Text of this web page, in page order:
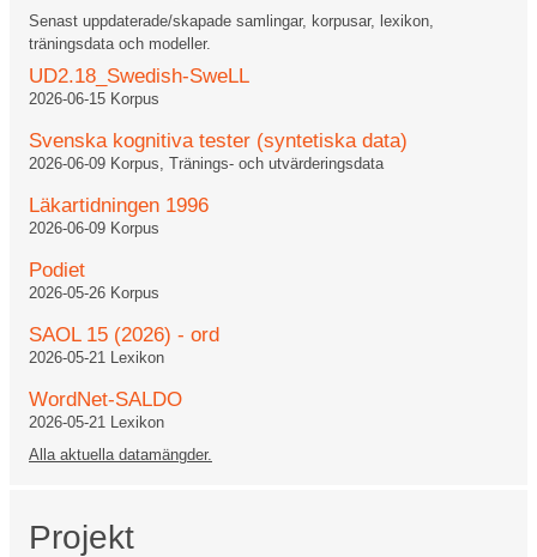
Senast uppdaterade/skapade samlingar, korpusar, lexikon,
träningsdata och modeller.
UD2.18_Swedish-SweLL
2026-06-15 Korpus
Svenska kognitiva tester (syntetiska data)
2026-06-09 Korpus, Tränings- och utvärderingsdata
Läkartidningen 1996
2026-06-09 Korpus
Podiet
2026-05-26 Korpus
SAOL 15 (2026) - ord
2026-05-21 Lexikon
WordNet-SALDO
2026-05-21 Lexikon
Alla aktuella datamängder.
Projekt